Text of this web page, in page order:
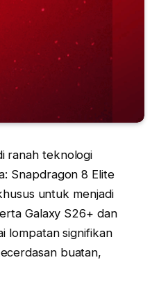
ranah teknologi
Snapdragon 8 Elite
untuk menjadi
Galaxy S26+ dan
lompatan signifikan
buatan,